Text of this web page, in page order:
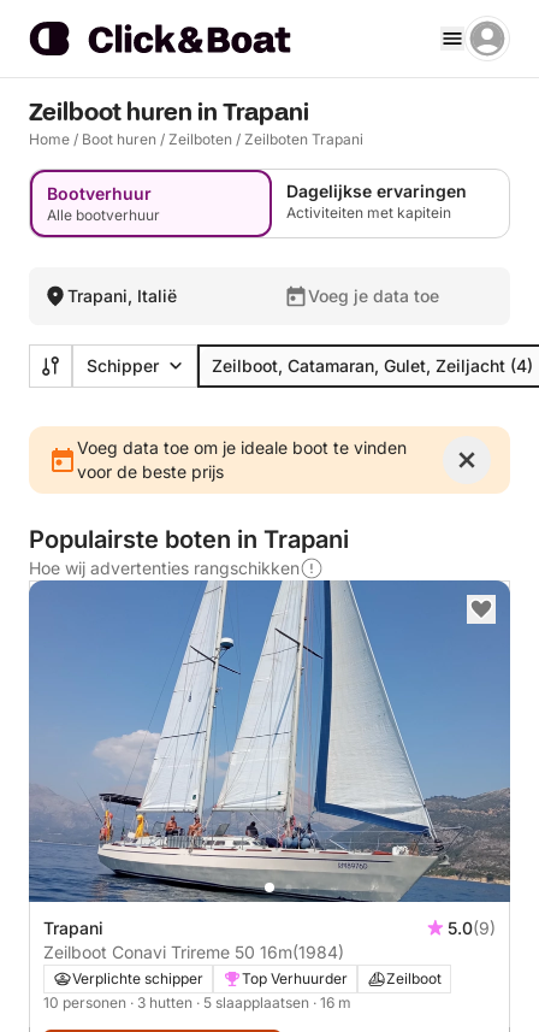
Zeilboot huren in Trapani
Home / Boot huren / Zeilboten / Zeilboten Trapani
Bootverhuur
Alle bootverhuur
Dagelijkse ervaringen
Activiteiten met kapitein
Trapani, Italië Voeg je data toe
Schipper Zeilboot, Catamaran, Gulet, Zeiljacht (4)
Voeg data toe om je ideale boot te vinden
voor de beste prijs
Populairste boten in Trapani
Hoe wij advertenties rangschikken
Trapani 5.0(9)
Zeilboot Conavi Trireme 50 16m(1984)
Verplichte schipper Top Verhuurder
Zeilboot
10 personen · 3 hutten · 5 slaapplaatsen · 16 m